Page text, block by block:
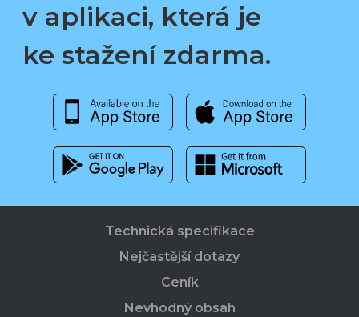
v aplikaci, která je
ke stažení zdarma.
Technická specifikace
Nejčastější dotazy
Ceník
Nevhodný obsah